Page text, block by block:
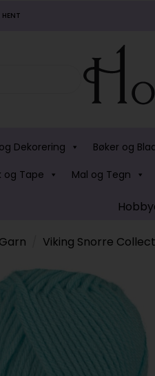
HENT
Dekorering Bøker og
og Tape
Mal og Tegn
Garn Viking Snorre